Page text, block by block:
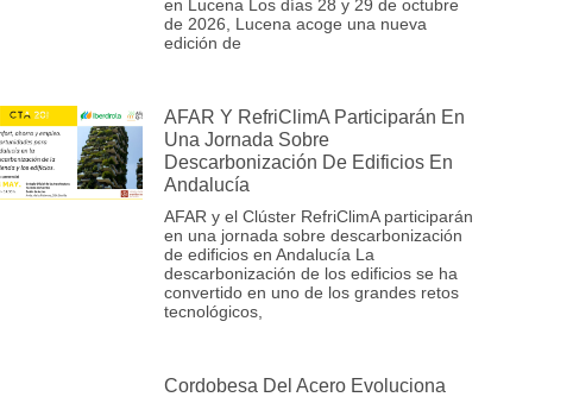
en Lucena Los días 28 y 29 de octubre
de 2026, Lucena acoge una nueva
edición de
AFAR Y RefriClimA Participarán En
Una Jornada Sobre
Descarbonización De Edificios En
Andalucía
AFAR y el Clúster RefriClimA participarán
en una jornada sobre descarbonización
de edificios en Andalucía La
descarbonización de los edificios se ha
convertido en uno de los grandes retos
tecnológicos,
Cordobesa Del Acero Evoluciona